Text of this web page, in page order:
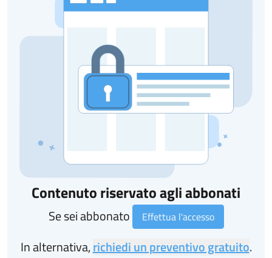
Contenuto riservato agli abbonati
Se sei abbonato Effettua l'accesso
In alternativa,richiedi un preventivo gratuito.